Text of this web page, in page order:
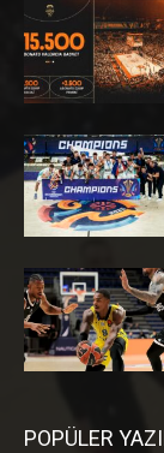
POPÜLER